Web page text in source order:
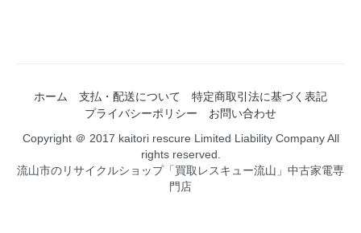
ホーム 支払・配送について
特定商取引法に基づく表記
プライバシーポリシー
お問い合わせ
Copyright ＠ 2017 kaitori rescure Limited Liability Company All
rights reserved.
流山市のリサイクルショップ「買取レスキュー流山」中古家電専
門店